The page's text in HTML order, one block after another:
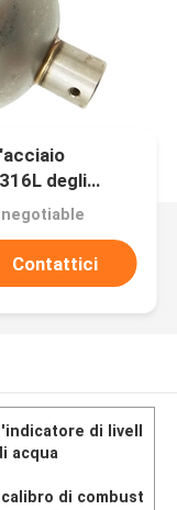
degli
negotiable
Contattici
di livell
acqua
di combust